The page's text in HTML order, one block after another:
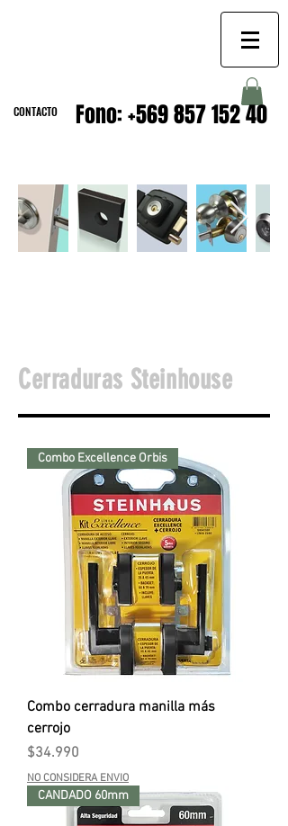
CONTACTO Fono: +569 857 152 40
Cerraduras Steinhouse
Combo Excellence Orbis
Combo cerradura manilla más
cerrojo
Precio
$34.990
NO CONSIDERA ENVIO
CANDADO 60mm